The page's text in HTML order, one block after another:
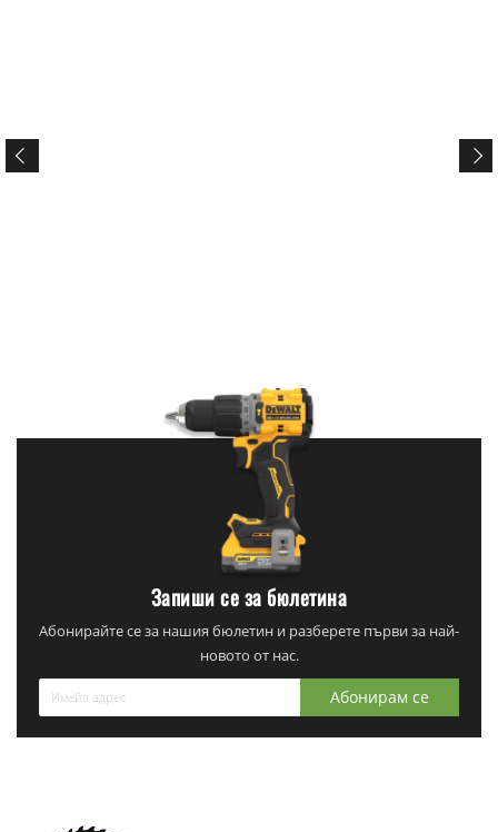
Запиши се за бюлетина
Абонирайте се за нашия бюлетин и разберете първи за най-
новото от нас.
Абонирам се